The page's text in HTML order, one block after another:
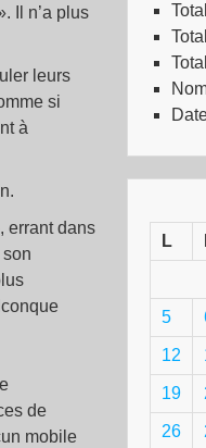
Il n’a plus
leurs
si
à
errant dans
de
mobile
L
5
12
19
26